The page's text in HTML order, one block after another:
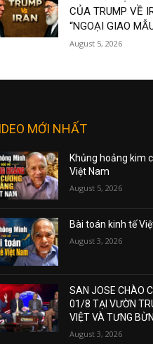
CỦA TRUMP VỀ
“NGOẠI GIAO
August 5, 2026
MỚI NHẤT
Khủng hoảng kim
Việt Nam
August 5, 2026
Bài toán kinh tế
August 3, 2026
SAN JOSE CHÀO
01/8 TẠI VƯỜN
VIỆT VÀ TƯNG
August 3, 2026